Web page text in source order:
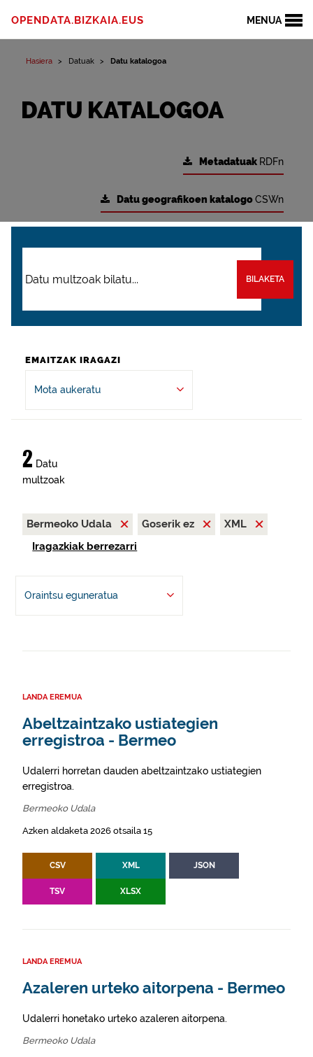
MENUA
OPENDATA.BIZKAIA.EUS
Hasiera Datuak Datu katalogoa
DATU KATALOGOA
Metadatuak RDFn
Datu geografikoen katalogoCSWn
BILAKETA
EMAITZAK IRAGAZI
Mota aukeratu
2 Datu
multzoak
Bermeoko Udala Goserik ez
XML
Iragazkiak berrezarri
Oraintsu eguneratua
LANDA EREMUA
Abeltzaintzako ustiategien
erregistroa - Bermeo
Udalerri horretan dauden abeltzaintzako ustiategien
erregistroa.
Bermeoko Udala
Azken aldaketa 2026 otsaila 15
CSV XML JSON
TSV XLSX
LANDA EREMUA
Azaleren urteko aitorpena - Bermeo
Udalerri honetako urteko azaleren aitorpena.
Bermeoko Udala